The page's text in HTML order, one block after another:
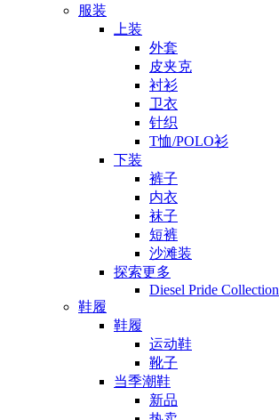
服装
上装
外套
皮夹克
衬衫
卫衣
针织
T恤/POLO衫
下装
裤子
内衣
袜子
短裤
沙滩装
探索更多
Diesel Pride Collection
鞋履
鞋履
运动鞋
靴子
当季潮鞋
新品